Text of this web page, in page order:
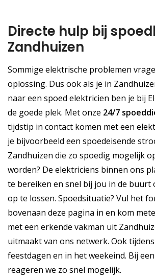
Directe hulp bij
Zandhuizen
Sommige elektrische problemen
oplossing. Dus ook als je in
naar een spoed elektricien ben je bij
de goede plek. Met onze 24/7
tijdstip in contact komen met een
je bijvoorbeeld een spoedeisende
Zandhuizen die zo spoedig mogelijk
worden? De elektriciens binnen ons
te bereiken en snel bij jou in de
op te lossen. Spoedsituatie? Vul het
bovenaan deze pagina in en kom
met een erkende vakman uit
uitmaakt van ons netwerk. Ook
feestdagen en in het weekeind. Bij
reageren we zo snel mogelijk.